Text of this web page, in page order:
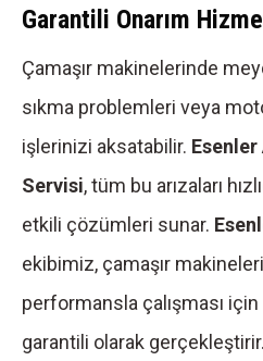
Garantili Onarım
Çamaşır makinelerinde
sıkma problemleri veya
işlerinizi aksatabilir. Esenler
Servisi, tüm bu arızaları
etkili çözümleri sunar.
ekibimiz, çamaşır
performansla çalışması
garantili olarak gerçekleştirir.